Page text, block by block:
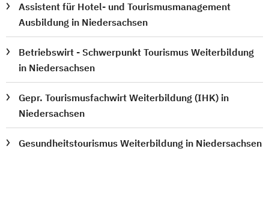
Assistent für Hotel- und Tourismusmanagement
Ausbildung in Niedersachsen
Betriebswirt - Schwerpunkt Tourismus Weiterbildung
in Niedersachsen
Gepr. Tourismusfachwirt Weiterbildung (IHK) in
Niedersachsen
Gesundheitstourismus Weiterbildung in Niedersachsen